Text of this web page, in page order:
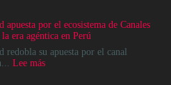
apuesta por el ecosistema de Canales
era agéntica en Perú
redobla su apuesta por el canal
Lee más: